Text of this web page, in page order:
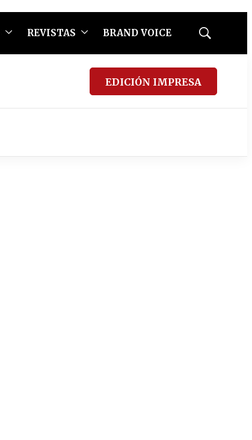
REVISTAS BRAND VOICE
Mostrar
EDICIÓN IMPRESA